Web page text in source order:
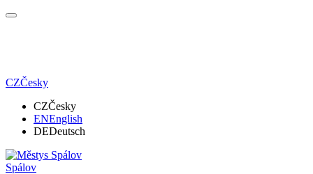
CZČesky
CZČesky
ENEnglish
DEDeutsch
Spálov